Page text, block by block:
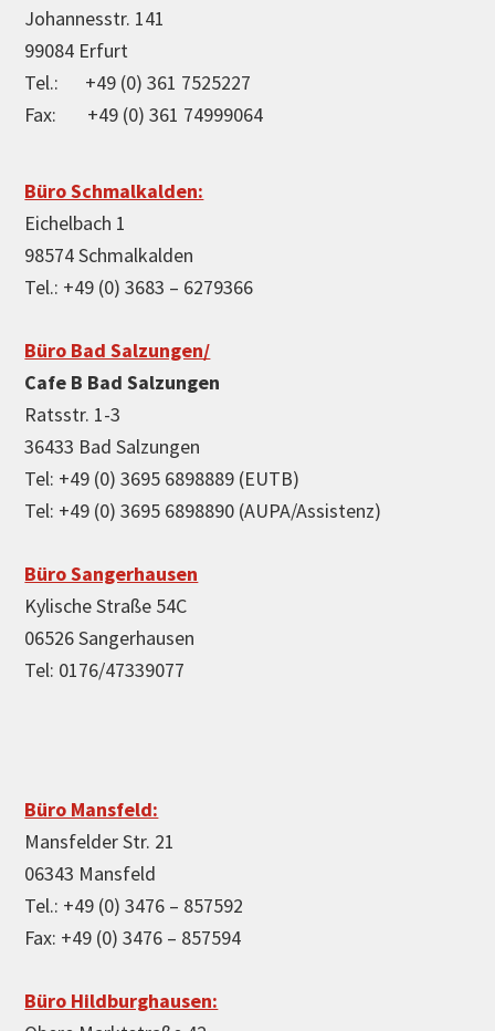
Johannesstr. 141
99084 Erfurt
Tel.: +49 (0) 361 7525227
Fax: +49 (0) 361 74999064
Büro Schmalkalden:
Eichelbach 1
98574 Schmalkalden
Tel.: +49 (0) 3683 – 6279366
Büro Bad Salzungen/
Cafe B Bad Salzungen
Ratsstr. 1-3
36433 Bad Salzungen
Tel: +49 (0) 3695 6898889 (EUTB)
Tel: +49 (0) 3695 6898890 (AUPA/Assistenz)
Büro Sangerhausen
Kylische Straße 54C
06526 Sangerhausen
Tel: 0176/47339077
Büro Mansfeld:
Mansfelder Str. 21
06343 Mansfeld
Tel.: +49 (0) 3476 – 857592
Fax: +49 (0) 3476 – 857594
Büro Hildburghausen: